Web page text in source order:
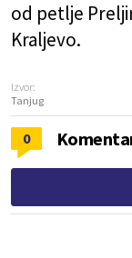
od petlje
Kraljevo.
Izvor:
Tanjug
0